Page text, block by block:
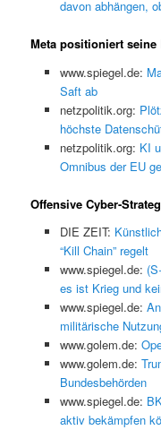
davon abhängen,
Meta positioniert seine
www.spiegel.de:
Saft ab
netzpolitik.org:
höchste
netzpolitik.org: KI
Omnibus der EU
Offensive Cyber-
DIE ZEIT:
“Kill Chain” regelt
www.spiegel.de:
es ist Krieg und
www.spiegel.de:
militärische
www.golem.de:
www.golem.de:
Bundesbehörden
www.spiegel.de:
aktiv bekämpfen